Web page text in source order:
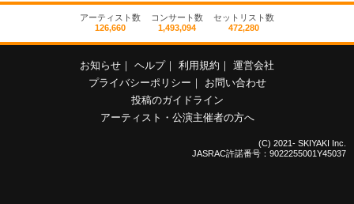
アーティスト数
126,660
コンサート数
1,493,094
セットリスト数
472,280
お知らせ ｜ ヘルプ｜ 利用規約 ｜ 運営会社
プライバシーポリシー ｜
お問い合わせ
投稿のガイドライン
アーティスト・公演主催者の方へ
(C) 2021- SKIYAKI Inc.
JASRAC許諾番号：9022255001Y45037